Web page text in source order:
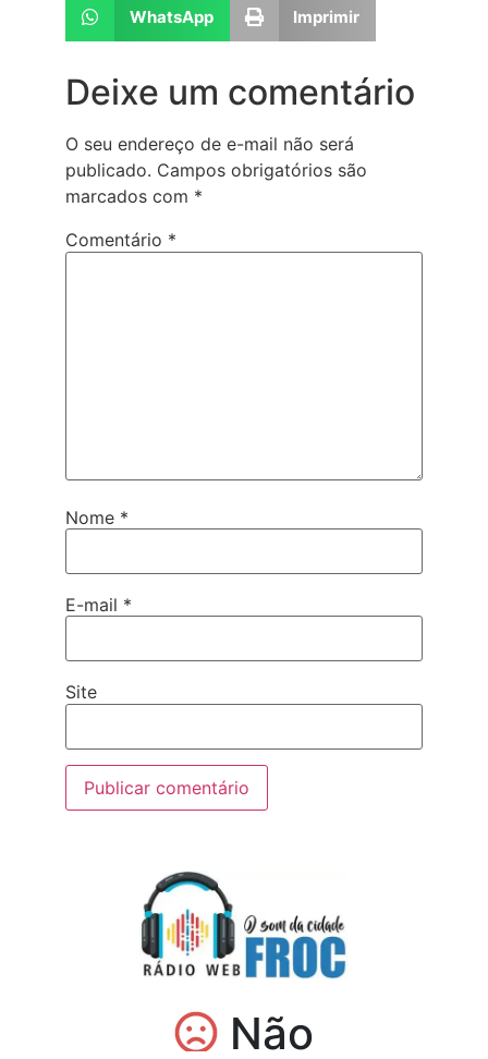
WhatsApp Imprimir
Deixe um comentário
O seu endereço de e-mail não será
publicado. Campos obrigatórios são
marcados com *
Comentário *
Nome *
E-mail *
Site